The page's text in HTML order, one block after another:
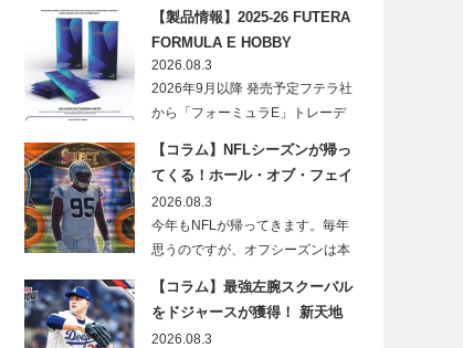
【製品情報】2025-26 FUTERA
FORMULA E HOBBY
2026.08.3
2026年9月以降 発売予定フテラ社
から「フォーミュラE」トレーデ
【コラム】NFLシーズンが帰っ
てくる！ホール・オブ・フェイ
ムゲームで注目したい7選手
2026.08.3
今年もNFLが帰ってきます。毎年
思うのですが、オフシーズンは本
【コラム】最強左腕スクーバル
をドジャースが獲得！ 新天地
での初トレカは「Go Blue !」
2026.08.3